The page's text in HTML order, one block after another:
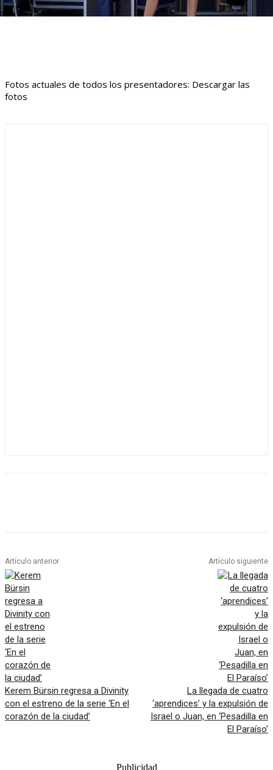
Fotos actuales de todos los presentadores: Descargar las
fotos
Artículo anterior
Kerem Bürsin regresa a Divinity
con el estreno de la serie ‘En el
corazón de la ciudad’
Artículo siguiente
La llegada de cuatro
‘aprendices’ y la expulsión de
Israel o Juan, en ‘Pesadilla en
El Paraíso’
Publicidad